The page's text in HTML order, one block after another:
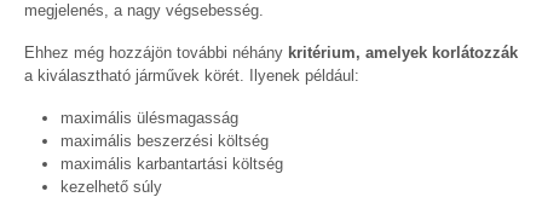
megjelenés, a nagy végsebesség.
Ehhez még hozzájön további néhány kritérium, amelyek korlátozzák
a kiválasztható járművek körét. Ilyenek például:
maximális ülésmagasság
maximális beszerzési költség
maximális karbantartási költség
kezelhető súly